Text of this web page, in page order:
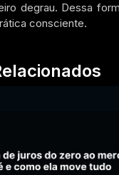
degrau. Dessa
consciente.